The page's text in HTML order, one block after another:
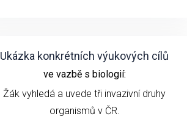
Ukázka konkrétních výukových cílů
ve vazbě s biologií:
Žák vyhledá a uvede tři invazivní druhy
organismů v ČR.